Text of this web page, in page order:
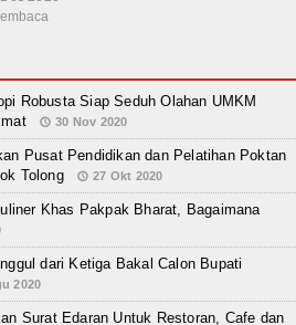
Robusta Siap Seduh Olahan UMKM
30 Nov 2020
Pusat Pendidikan dan Pelatihan Poktan
Tolong
27 Okt 2020
Khas Pakpak Bharat, Bagaimana
dari Ketiga Bakal Calon Bupati
2020
Surat Edaran Untuk Restoran, Cafe dan